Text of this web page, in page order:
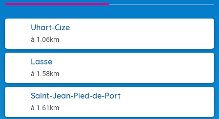
Uhart-Cize
à 1.06km
Lasse
à 1.58km
Saint-Jean-Pied-de-Port
à 1.61km